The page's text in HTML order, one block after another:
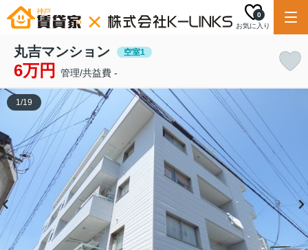
お気に入り
0
丸吉マンション 空室1
6万円 管理/共益費 -
1/19